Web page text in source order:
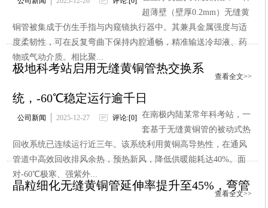
超薄壁（壁厚0.2mm）无缝黄
铜管被集成于仿生手指与内窥镜执行器中。其兼具金属强度与适
度柔韧性，可在反复弯曲下保持内腔通畅，精准输送冷却液、药
物或气动介质。相比聚...
查看全文>>
极地科考站启用无缝黄铜管热交换系
统，-60℃稳定运行逾千日
公司新闻 2025-12-27 评论:[0]
在南极内陆某常年科考站，一
套基于无缝黄铜管的被动式热
回收系统已连续运行近三年。该系统利用黄铜高导热性，在通风
管道中高效回收排风余热，预热新风，降低供暖能耗达40%。面
对-60℃极寒、强紫外...
查看全文>>
晶粒细化无缝黄铜管延伸率提升至45%，弯管